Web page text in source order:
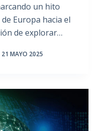
un hito
Europa hacia el
de explorar…
21 MAYO 2025